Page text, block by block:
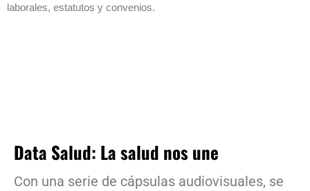
laborales, estatutos y convenios.
Data Salud: La salud nos une
Con una serie de cápsulas audiovisuales, se